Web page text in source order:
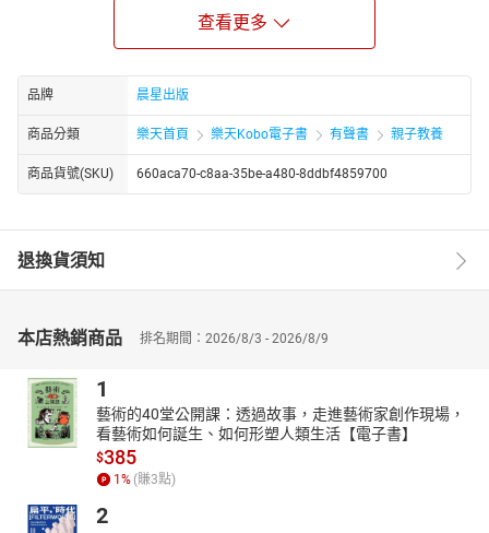
本書不只是兒歌創作，也是具有知識的小百科，帶你認識台灣童玩
的製法、典故、遊戲規則，讓孩子在快樂哼唱趣味歌謠的當中，也
◎42首囡仔歌，重現最古早味的童玩遊戲
你知道風吹怎麼做嗎？你知道鐵圈要怎麼滾才能滾得久嗎？42首囡
仔歌，42種最懷念的農村童玩和遊戲，等您回味體會。
◎42首囡仔歌，學唱囡仔歌
了無數個台灣諺語及前人智慧。
作者簡介
一九四七年出生在芳苑鄉，現居彰化市香山里。曾獲第六屆磺溪文
曾任賴和紀念館館長、彰化師大臺文所「作家講座」、南華大學文
學系「講座作家」，及彰化師大「彰化學」叢書總策劃。二○二一年
彰化師大駐校作家。
重要著作：《懷念老臺灣》、《臺灣囝仔歌的故事》、《八卦山下
的詩人林亨泰》（玉山社）；《人間典範全興總裁》、《囡仔歌教
唱讀本》、《臺灣囝仔歌謠》、《追蹤彰化平原》、《逗陣來唱囡
查看更多
品牌 晨星出版
商品分類 樂天首頁 樂天Kobo電子書 有聲書 親子教養
商品貨號(SKU) 660aca70-c8aa-35be-a480-8ddbf4859700
退換貨須知
本店熱銷商品 排名期間：2026/8/3 - 2026/8/9
1
藝術的40堂公開課：透過故事，走進藝術家創作現場，
看藝術如何誕生、如何形塑人類生活【電子書】
$385
1 % (賺3點)
2